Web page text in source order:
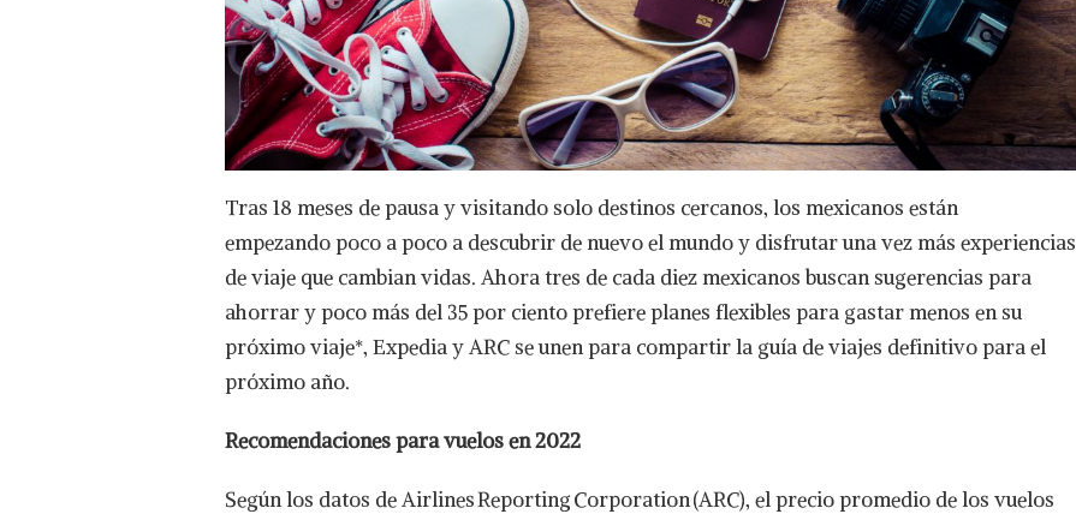
Tras 18 meses de pausa y visitando solo destinos cercanos, los mexicanos están
empezando poco a poco a descubrir de nuevo el mundo y disfrutar una vez más experiencias
de viaje que cambian vidas. Ahora tres de cada diez mexicanos buscan sugerencias para
ahorrar y poco más del 35 por ciento prefiere planes flexibles para gastar menos en su
próximo viaje*, Expedia y ARC se unen para compartir la guía de viajes definitivo para el
próximo año.
Recomendaciones para vuelos en 2022
Según los datos de Airlines Reporting Corporation (ARC), el precio promedio de los vuelos